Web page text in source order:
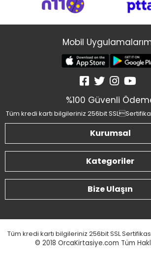
Mobil
%100 Güvenli
Tüm kredi kartı bilgileriniz 256bit
Kurumsal
Kategoriler
Bize Ulaşın
Tüm kredi kartı bilgileriniz 256bit SSL
© 2018 OrcaKirtasiye.com Tüm